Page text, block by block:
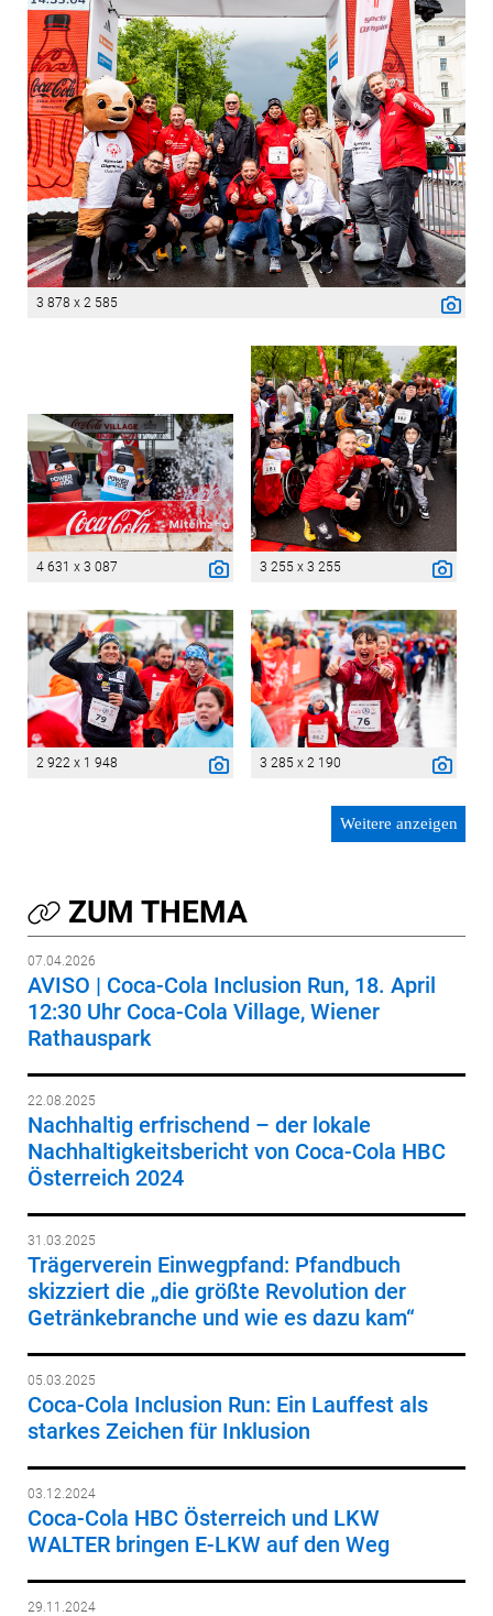
3 878 x 2 585
4 631 x 3 087 3 255 x 3 255
2 922 x 1 948 3 285 x 2 190
Weitere anzeigen
ZUM THEMA
07.04.2026
AVISO | Coca-Cola Inclusion Run, 18. April
12:30 Uhr Coca-Cola Village, Wiener
Rathauspark
22.08.2025
Nachhaltig erfrischend – der lokale
Nachhaltigkeitsbericht von Coca-Cola HBC
Österreich 2024
31.03.2025
Trägerverein Einwegpfand: Pfandbuch
skizziert die „die größte Revolution der
Getränkebranche und wie es dazu kam“
05.03.2025
Coca-Cola Inclusion Run: Ein Lauffest als
starkes Zeichen für Inklusion
03.12.2024
Coca-Cola HBC Österreich und LKW
WALTER bringen E-LKW auf den Weg
29.11.2024